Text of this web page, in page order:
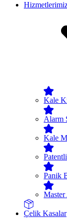
Kale
Alarm
Kale
Panik
Master
Çelik Kasalar